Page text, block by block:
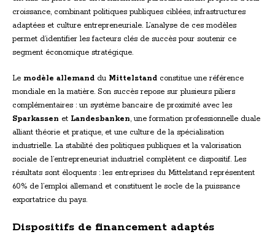
croissance, combinant politiques publiques ciblées, infrastructures
adaptées et culture entrepreneuriale. L’analyse de ces modèles
permet d’identifier les facteurs clés de succès pour soutenir ce
segment économique stratégique.
Le modèle allemand du Mittelstand constitue une référence
mondiale en la matière. Son succès repose sur plusieurs piliers
complémentaires : un système bancaire de proximité avec les
Sparkassen et Landesbanken, une formation professionnelle duale
alliant théorie et pratique, et une culture de la spécialisation
industrielle. La stabilité des politiques publiques et la valorisation
sociale de l’entrepreneuriat industriel complètent ce dispositif. Les
résultats sont éloquents : les entreprises du Mittelstand représentent
60% de l’emploi allemand et constituent le socle de la puissance
exportatrice du pays.
Dispositifs de financement adaptés